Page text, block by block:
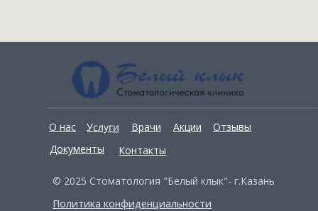
© 2025 Стоматология "Белый клык"- г.Казань
Политика конфиденциальности
Услуги Врачи Акции
Отзывы
Контакты
О нас
Документы